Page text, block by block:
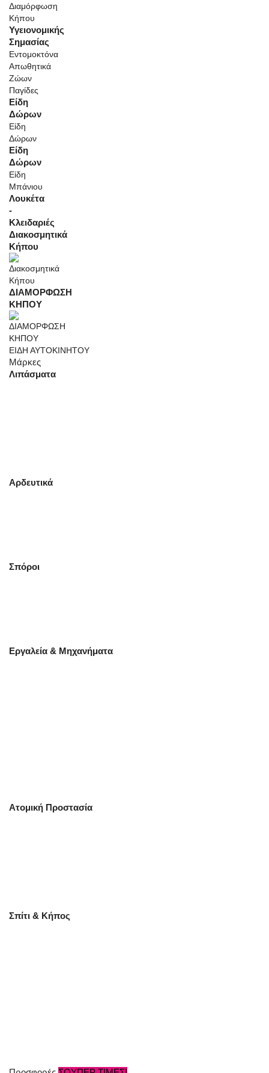
Διαμόρφωση
Κήπου
Υγειονομικής
Σημασίας
Εντομοκτόνα
Απωθητικά
Ζώων
Παγίδες
Είδη
Δώρων
Είδη
Δώρων
Είδη
Δώρων
Είδη
Μπάνιου
Λουκέτα
-
Κλειδαριές
Διακοσμητικά
Κήπου
ΔΙΑΜΟΡΦΩΣΗ
ΚΗΠΟΥ
ΕΙΔΗ ΑΥΤΟΚΙΝΗΤΟΥ
Μάρκες
Λιπάσματα
Αρδευτικά
Σπόροι
Εργαλεία & Μηχανήματα
Ατομική Προστασία
Σπίτι & Κήπος